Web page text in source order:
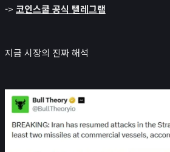
-> 코인스쿨 공식 텔레그램
지금 시장의 진짜 해석